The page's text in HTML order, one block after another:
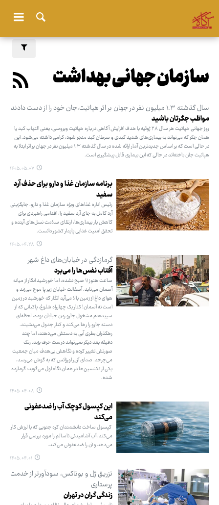
سازمان جهانی بهداشت
سال گذشته ۱.۳ میلیون نفر در جهان بر اثر هپاتیت،جان خود را از دست دادند
مواظب جگرتان باشید
روز جهانی هپاتیت هر سال ۲۸ ژوئیه با هدف افزایش آگاهی درباره هپاتیت ویروسی، یعنی التهاب کبد یا
همان جگر که می‌تواند به بیماری‌های شدید کبدی و سرطان کبد منجر شود، گرامی داشته می‌شود. این
در حالی است که بر اساس جدیدترین آمار ارائه شده در سال گذشته ۱.۳ میلیون نفر در جهان بر اثر ابتلا به
هپاتیت جان باخته‌اند در حالی که این بیماری قابل پیشگیری است.
۱۴۰۵.۰۵.۰۷
برنامه سازمان غذا و دارو برای حذف آرد
سفید
رئیس اداره غذاهای ویژه سازمان غذا و دارو، جایگزینی
آرد کامل به جای آرد سفید را، اقدامی راهبردی برای
کاهش بار بیماری‌ها، ارتقای سلامت نسل‌های آینده و
تحقق امنیت غذایی پایدار کشور دانست.
۱۴۰۵.۰۴.۲۸
گرمازدگی در خیابان‌های داغ شهر
آفتاب نفس‌ها را می‌برد
ساعت هنوز ۱۱ صبح نشده، اما خورشید انگار از میانه
آسمان می‌تابد. آسفالت خیابان زیر پا موج می‌زند و
هوای داغ از زمین بالا می‌آید انگار که خورشید در زمین
است نه آسمان! کنار یک چهارراه شلوغ، پاکبانی که از
سپیده‌دم مشغول جارو زدن خیابان بوده، لحظه‌ای
دسته جارو را رها می‌کند و کنار جدول می‌نشیند.
رهگذران بطری آبی به دستش می‌دهند، اما چند
دقیقه بعد دیگر نمی‌تواند درست حرف بزند. رنگ
صورتش تغییر کرده و نگاهش بی‌هدف میان جمعیت
می‌چرخد. صدای آژیر اورژانس که به گوش می‌رسد،
یکی از تکنسین‌ها در همان نگاه اول می‌گوید: گرمازده
شده.
۱۴۰۵.۰۴.۰۸
این کپسول کوچک آب را ضدعفونی
می‌کند
کپسول ساخت دانشمندان کره جنوبی که با لرزش کار
می‌کند، آب آشامیدنی ناسالم را مورد بررسی قرار
می‌دهد و آن را ضدعفونی می‌کند.
۱۴۰۵.۰۴.۰۱
تزریق ژل و بوتاکس، سودآورتر از خدمت
پرستاری
زندگی گران در تهران